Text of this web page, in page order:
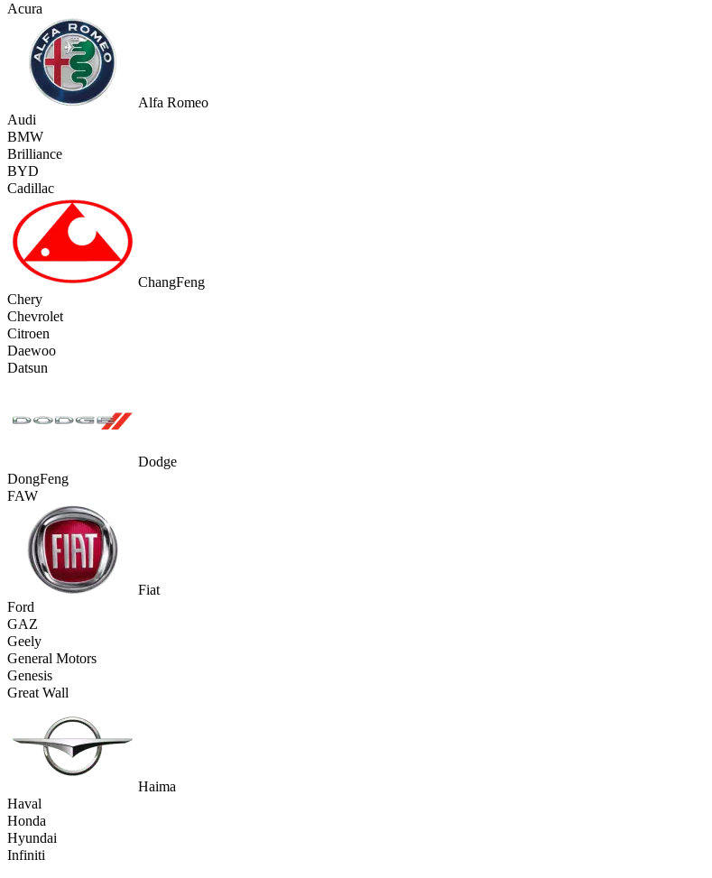
Acura
Alfa Romeo
Audi
BMW
Brilliance
BYD
Cadillac
ChangFeng
Chery
Chevrolet
Citroen
Daewoo
Datsun
Dodge
DongFeng
FAW
Fiat
Ford
GAZ
Geely
General Motors
Genesis
Great Wall
Haima
Haval
Honda
Hyundai
Infiniti